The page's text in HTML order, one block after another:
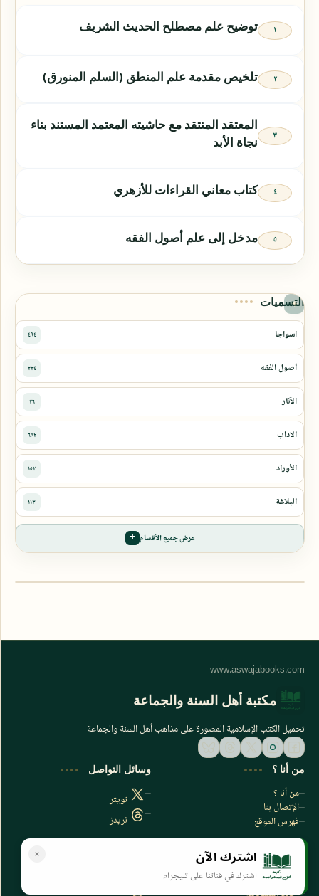
توضيح علم مصطلح الحديث الشريف
تلخيص مقدمة علم المنطق (السلم المنورق)
المعتقد المنتقد مع حاشيته المعتمد المستند بناء
نجاة الأبد
كتاب معاني القراءات للأزهري
مدخل إلى علم أصول الفقه
التسميات
عرض جميع الأقسام
اشترك الآن
اشترك في قناتنا على تليجرام
مكتبة أهل السنة والجماعة
تحميل الكتب الإسلامية المصورة على مذاهب أهل السنة والجماعة
من أنا ؟
من أنا ؟
الإتصال بنا
فهرس الموقع
وسائل التواصل
تويتر
ثريدز
سياسة الخصوصية
سياسة الخصوصية